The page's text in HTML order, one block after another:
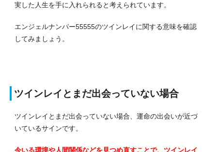
実した人生を手に入れられると考えられています。
エンジェルナンバー55555のツインレイに関する意味を確認
してみましょう。
ツインレイとまだ出会っていない場合
ツインレイとまだ出会っていない場合、運命の出会いが近づ
いているサインです。
今いる環境や人間関係などを見つめ直すことで、ツインレイ